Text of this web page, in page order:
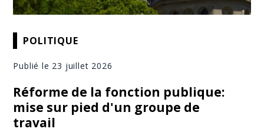
POLITIQUE
Publié le 23 juillet 2026
Réforme de la fonction publique:
mise sur pied d'un groupe de
travail